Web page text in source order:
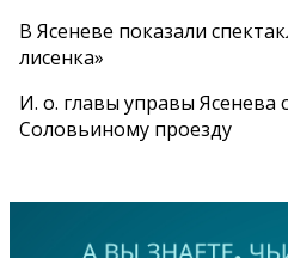
В Ясеневе показали
лисенка»
И. о. главы управы Ясенева
Соловьиному проезду